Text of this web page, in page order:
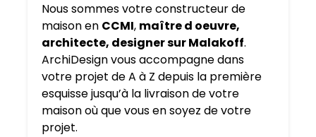
Nous sommes votre constructeur de
maison en CCMI, maître d oeuvre,
architecte, designer sur Malakoff.
ArchiDesign vous accompagne dans
votre projet de A à Z depuis la première
esquisse jusqu’à la livraison de votre
maison où que vous en soyez de votre
projet.